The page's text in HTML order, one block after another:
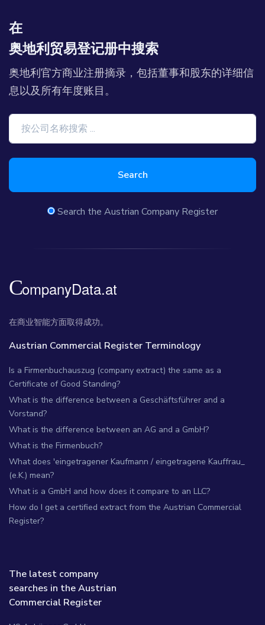
在
奥地利贸易登记册中搜索
奥地利官方商业注册摘录，包括董事和股东的详细信
息以及所有年度账目。
Search
Search the Austrian Company Register
在商业智能方面取得成功。
Austrian Commercial Register Terminology
Is a Firmenbuchauszug (company extract) the same as a
Certificate of Good Standing?
What is the difference between a Geschäftsführer and a
Vorstand?
What is the difference between an AG and a GmbH?
What is the Firmenbuch?
What does 'eingetragener Kaufmann / eingetragene Kauffrau_
(e.K.) mean?
What is a GmbH and how does it compare to an LLC?
How do I get a certified extract from the Austrian Commercial
Register?
The latest company
searches in the Austrian
Commercial Register